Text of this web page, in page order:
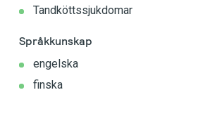
Tandköttssjukdomar
Språkkunskap
engelska
finska